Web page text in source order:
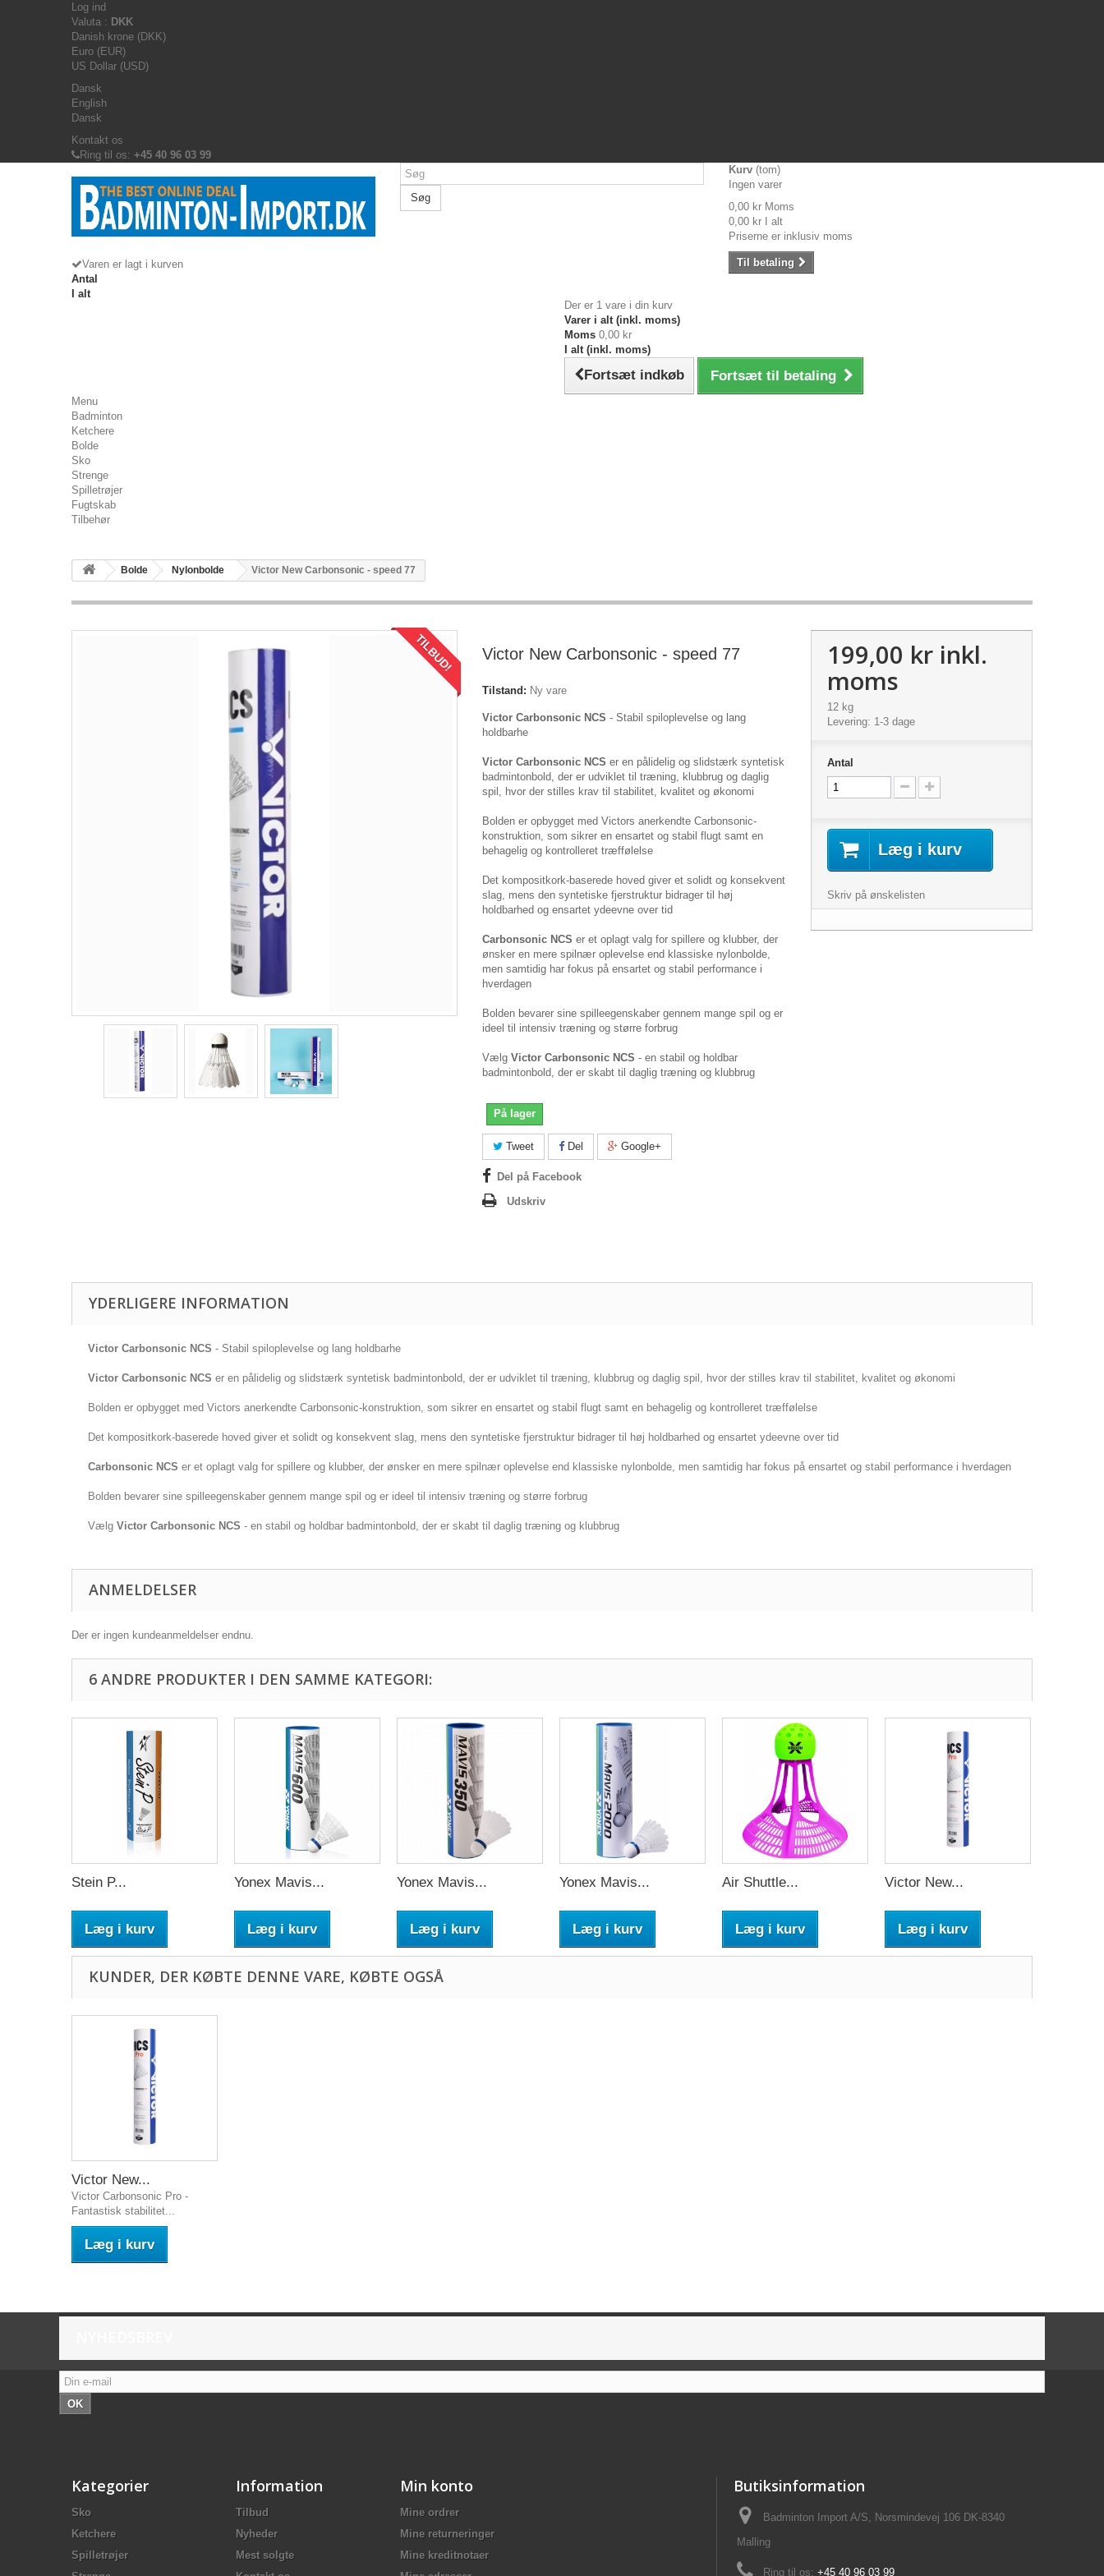
Log ind
Valuta : DKK
Danish krone (DKK)
Euro (EUR)
US Dollar (USD)
Dansk
English
Dansk
Kontakt os
Ring til os: +45 40 96 03 99
Søg
Kurv (tom)
Ingen varer
0,00 kr Moms
0,00 kr
I alt
Priserne er inklusiv moms
Til betaling
Varen er lagt i kurven
Antal
I alt
Der er 1 vare i din kurv
Varer i alt (inkl. moms)
Moms 0,00 kr
I alt (inkl. moms)
Fortsæt indkøb Fortsæt til betaling
Menu
Badminton
Ketchere
Bolde
Sko
Strenge
Spilletrøjer
Fugtskab
Tilbehør
Bolde Nylonbolde Victor New Carbonsonic - speed 77
TILBUD! Victor New Carbonsonic - speed 77
Tilstand: Ny vare
Victor Carbonsonic NCS - Stabil spiloplevelse og lang
holdbarhe
Victor Carbonsonic NCS er en pålidelig og slidstærk syntetisk
badmintonbold, der er udviklet til træning, klubbrug og daglig
spil, hvor der stilles krav til stabilitet, kvalitet og økonomi
Bolden er opbygget med Victors anerkendte Carbonsonic-
konstruktion, som sikrer en ensartet og stabil flugt samt en
behagelig og kontrolleret træffølelse
Det kompositkork-baserede hoved giver et solidt og konsekvent
slag, mens den syntetiske fjerstruktur bidrager til høj
holdbarhed og ensartet ydeevne over tid
Carbonsonic NCS er et oplagt valg for spillere og klubber, der
ønsker en mere spilnær oplevelse end klassiske nylonbolde,
men samtidig har fokus på ensartet og stabil performance i
hverdagen
Bolden bevarer sine spilleegenskaber gennem mange spil og er
ideel til intensiv træning og større forbrug
Vælg Victor Carbonsonic NCS - en stabil og holdbar
badmintonbold, der er skabt til daglig træning og klubbrug
På lager
Tweet Del Google+
Del på Facebook
Udskriv
199,00 krinkl.
moms
12 kg
Levering: 1-3 dage
Antal
Læg i kurv
Skriv på ønskelisten
YDERLIGERE INFORMATION
Victor Carbonsonic NCS - Stabil spiloplevelse og lang holdbarhe
Victor Carbonsonic NCS er en pålidelig og slidstærk syntetisk badmintonbold, der er udviklet til træning, klubbrug og daglig spil, hvor der stilles krav til stabilitet, kvalitet og økonomi
Bolden er opbygget med Victors anerkendte Carbonsonic-konstruktion, som sikrer en ensartet og stabil flugt samt en behagelig og kontrolleret træffølelse
Det kompositkork-baserede hoved giver et solidt og konsekvent slag, mens den syntetiske fjerstruktur bidrager til høj holdbarhed og ensartet ydeevne over tid
Carbonsonic NCS er et oplagt valg for spillere og klubber, der ønsker en mere spilnær oplevelse end klassiske nylonbolde, men samtidig har fokus på ensartet og stabil performance i hverdagen
Bolden bevarer sine spilleegenskaber gennem mange spil og er ideel til intensiv træning og større forbrug
Vælg Victor Carbonsonic NCS - en stabil og holdbar badmintonbold, der er skabt til daglig træning og klubbrug
ANMELDELSER
Der er ingen kundeanmeldelser endnu.
6 ANDRE PRODUKTER I DEN SAMME KATEGORI:
Stein P...
Læg i kurv
Yonex Mavis...
Læg i kurv
Yonex Mavis...
Læg i kurv
Yonex Mavis...
Læg i kurv
Air Shuttle...
Læg i kurv
Victor New...
Læg i kurv
KUNDER, DER KØBTE DENNE VARE, KØBTE OGSÅ
Victor New...
Victor Carbonsonic Pro -
Fantastisk stabilitet...
Læg i kurv
OK
Kategorier
Sko
Ketchere
Spilletrøjer
Information
Tilbud
Nyheder
Mest solgte
Min konto
Mine ordrer
Mine returneringer
Mine kreditnotaer
Butiksinformation
Badminton Import A/S, Norsmindevej 106 DK-8340
Malling
Ring til os: +45 40 96 03 99